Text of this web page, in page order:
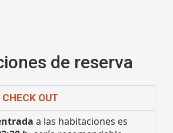
de reserva
OUT
a las habitaciones es